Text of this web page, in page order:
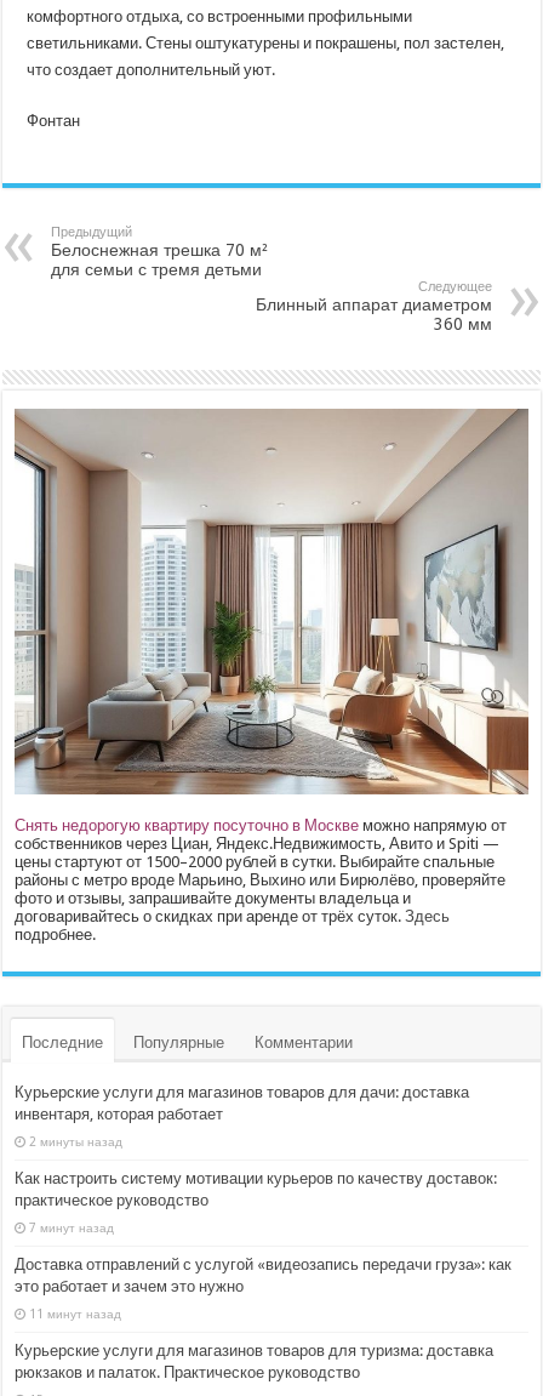
комфортного отдыха, со встроенными профильными
светильниками. Стены оштукатурены и покрашены, пол застелен,
что создает дополнительный уют.
Фонтан
Предыдущий
Белоснежная трешка 70 м²
для семьи с тремя детьми
Следующее
Блинный аппарат диаметром
360 мм
Снять недорогую квартиру посуточно в Москве можно напрямую от
собственников через Циан, Яндекс.Недвижимость, Авито и Spiti —
цены стартуют от 1500–2000 рублей в сутки. Выбирайте спальные
районы с метро вроде Марьино, Выхино или Бирюлёво, проверяйте
фото и отзывы, запрашивайте документы владельца и
договаривайтесь о скидках при аренде от трёх суток.Здесь
подробнее.
Последние Популярные Комментарии
Курьерские услуги для магазинов товаров для дачи: доставка
инвентаря, которая работает
2 минуты назад
Как настроить систему мотивации курьеров по качеству доставок:
практическое руководство
7 минут назад
Доставка отправлений с услугой «видеозапись передачи груза»: как
это работает и зачем это нужно
11 минут назад
Курьерские услуги для магазинов товаров для туризма: доставка
рюкзаков и палаток. Практическое руководство